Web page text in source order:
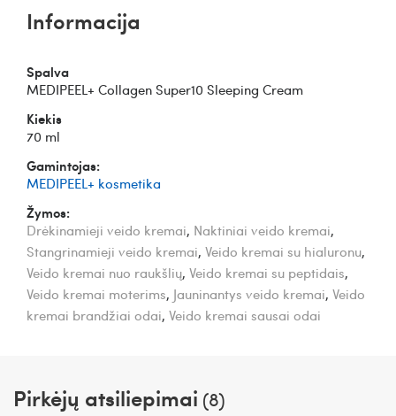
Informacija
Spalva
MEDIPEEL+ Collagen Super10 Sleeping Cream
Kiekis
70 ml
Gamintojas:
MEDIPEEL+ kosmetika
Žymos:
Drėkinamieji veido kremai, Naktiniai veido kremai,
Stangrinamieji veido kremai, Veido kremai su hialuronu,
Veido kremai nuo raukšlių, Veido kremai su peptidais,
Veido kremai moterims, Jauninantys veido kremai, Veido
kremai brandžiai odai, Veido kremai sausai odai
Pirkėjų atsiliepimai (8)